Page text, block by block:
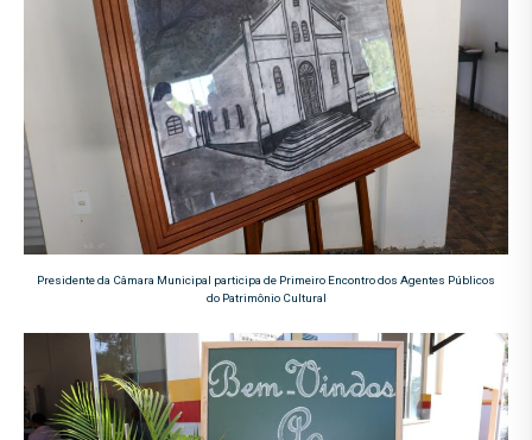
Presidente da Câmara Municipal participa de Primeiro Encontro dos Agentes Públicos
do Patrimônio Cultural